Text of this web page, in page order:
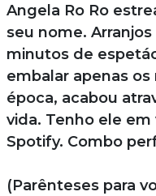
Angela Ro Ro
seu nome.
minutos de
embalar apenas
época, acabou
vida. Tenho ele em
Spotify. Combo
(Parênteses para